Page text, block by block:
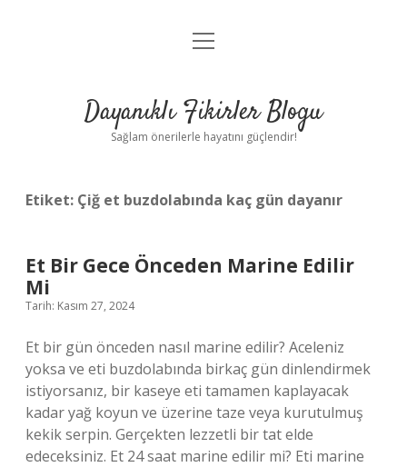
Anasayfa
Yasal Uyarı
menüyü
Dayanıklı Fikirler Blogu
Sağlam önerilerle hayatını güçlendir!
Etiket: Çiğ et buzdolabında kaç gün dayanır
Et Bir Gece Önceden Marine Edilir
Mi
Tarih: Kasım 27, 2024
Et bir gün önceden nasıl marine edilir? Aceleniz
yoksa ve eti buzdolabında birkaç gün dinlendirmek
istiyorsanız, bir kaseye eti tamamen kaplayacak
kadar yağ koyun ve üzerine taze veya kurutulmuş
kekik serpin. Gerçekten lezzetli bir tat elde
edeceksiniz. Et 24 saat marine edilir mi? Eti marine